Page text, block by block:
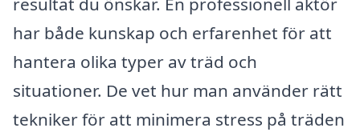
har både kunskap och erfarenhet för att
hantera olika typer av träd och
situationer. De vet hur man använder rätt
tekniker för att minimera stress på träden